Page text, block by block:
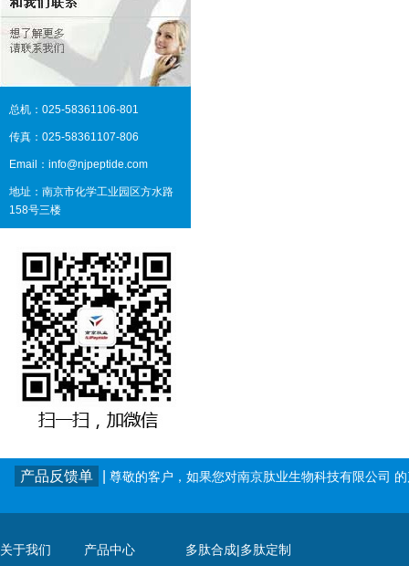
总机：025-58361106-801
传真：025-58361107-806
Email：info@njpeptide.com
地址：南京市化学工业园区方水路
158号三楼
产品反馈单 尊敬的客户，如果您对南京肽业生物科技有限公司
关于我们 产品中心 多肽合成|多肽定制